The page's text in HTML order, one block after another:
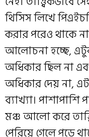
থিসিস লিখে
করার পরেও থাকে
আলোচনা হচ্ছে,
অধিকার ছিল না
অধিকার দেয় না,
ব্যাখ্যা।
মঞ্চ আলো করে
পেরিয়ে গেলে পড়ে